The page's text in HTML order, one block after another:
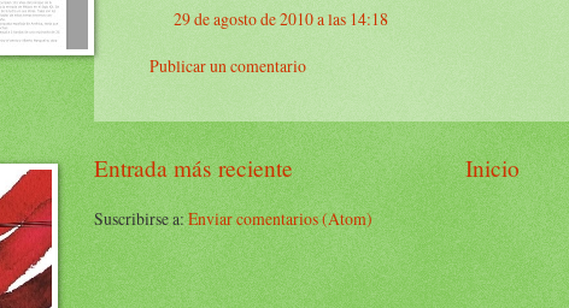
29 de agosto de 2010 a las 14:18
Publicar un comentario
Entrada más reciente Inicio
Suscribirse a:Enviar comentarios (Atom)